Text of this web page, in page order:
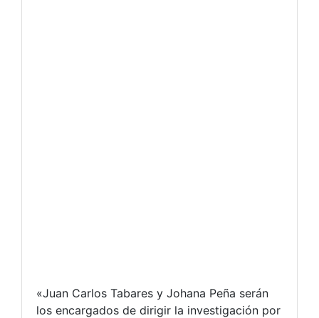
«Juan Carlos Tabares y Johana Peña serán
los encargados de dirigir la investigación por